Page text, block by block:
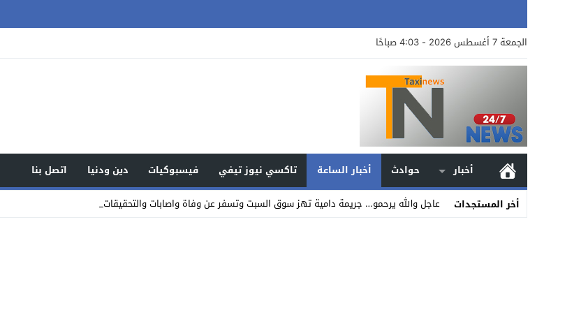
الجمعة 7 أغسطس 2026 - 4:03 صباحًا
أخبار حوادث أخبار الساعة تاكسي نيوز تيفي فيسبوكيات دين ودنيا
اتصل بنا
أخر المستجدات
عاجل والله يرحمو… جريمة دامية تهز سوق السبت وتسفر عن وفاة واصابات والتحقيقات جارية ( تفاصيل _